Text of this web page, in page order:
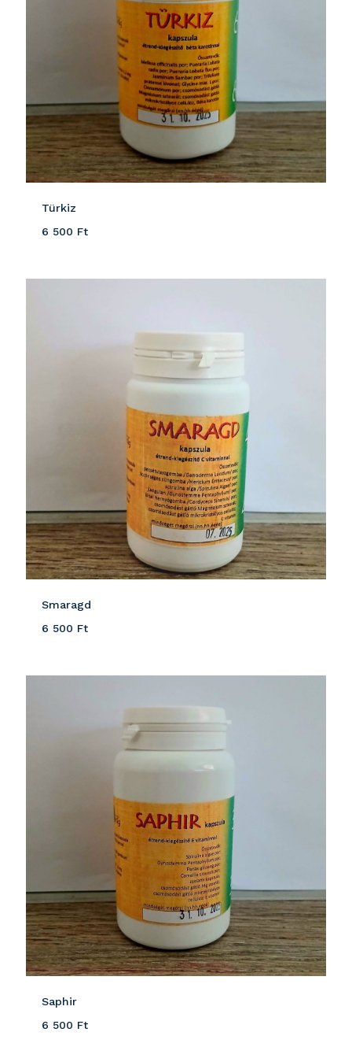
Türkiz
6 500 Ft
Smaragd
6 500 Ft
Saphir
6 500 Ft